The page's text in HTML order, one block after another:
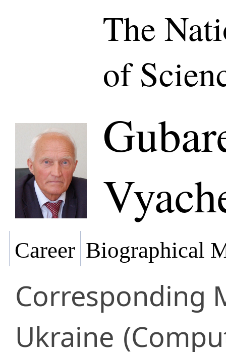
The
of
Career Biographical
Corresponding
Ukraine